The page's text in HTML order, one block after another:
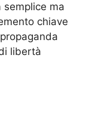
semplice ma
chiave
libertà